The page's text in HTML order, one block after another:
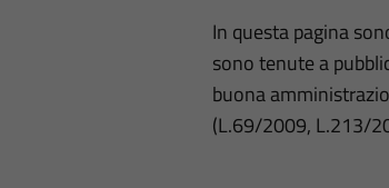
In questa pagina
sono tenute a
buona
(L.69/2009, L.213/